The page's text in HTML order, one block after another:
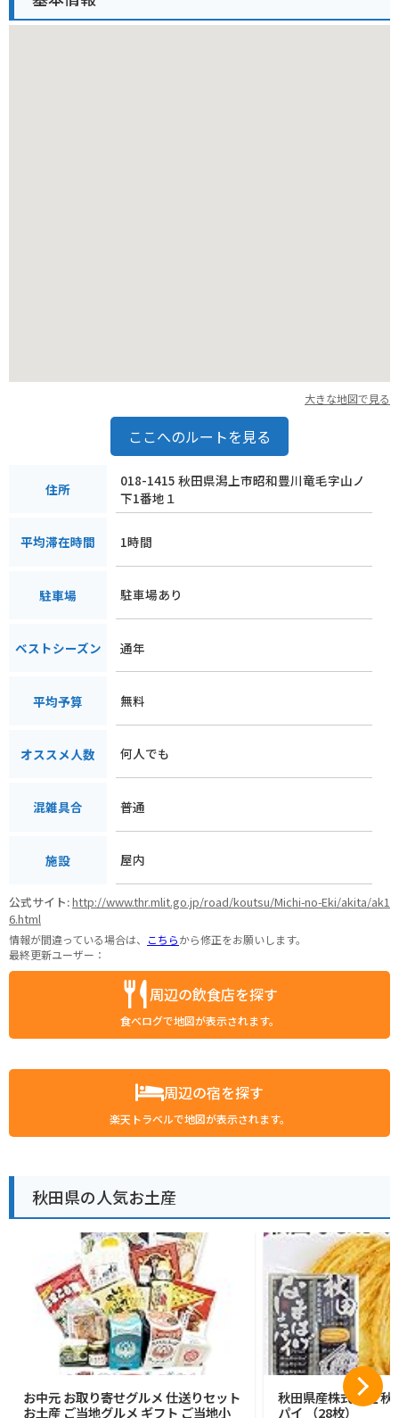
す。
大きな地図で見る
ここへのルートを見る
住所
018-1415 秋田県潟上市昭和豊川竜毛字山ノ
下1番地１
平均滞在時間 1時間
駐車場 駐車場あり
ベストシーズン 通年
平均予算 無料
オススメ人数 何人でも
混雑具合 普通
施設 屋内
公式サイト:http://www.thr.mlit.go.jp/road/koutsu/Michi-no-Eki/akita/ak1
6.html
情報が間違っている場合は、 こちらから修正をお願いします。
最終更新ユーザー：
周辺の飲食店を探す
食べログで地図が表示されます。
周辺の宿を探す
楽天トラベルで地図が表示されます。
秋田県の人気お土産
お中元 お取り寄せグルメ 仕送りセット
お土産 ご当地グルメ ギフト ご当地小
秋田県産株式会社 秋
パイ （28枚）